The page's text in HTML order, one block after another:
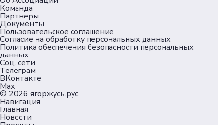
Команда
Партнеры
Документы
Пользовательское соглашение
Согласие на обработку персональных данных
Политика обеспечения безопасности персональных
данных
Соц. сети
Телеграм
ВКонтакте
Max
© 2026 ягоржусь.рус
Навигация
Главная
Новости